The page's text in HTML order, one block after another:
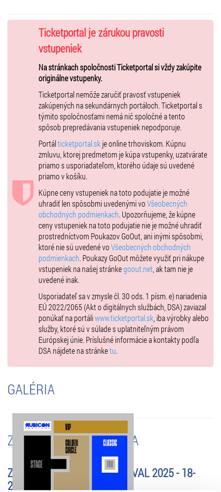
🎤 LINE UP 2025:
Ken Carson
Sheck Wes
Kontrafakt
Astralkid22
Dollar Prync
Raphael
Patrik Rivier
Erik Tresor
Laris Diam
ďalšie mená už čoskoro
🎟️ VSTUPENKY:
Informácie o jednotlivých kategóriách a spustení predaja budú
zverejnenéčoskoro.
vstupom.
Zlatá vstupenka:
Umožňuje vstup do exkluzívnej zóny priamo pod pódiom a poskytuje
skorší vstup do areálu, aby ste si zabezpečili najlepšie miesto.
VIP vstupenka:
Ticketportal je zárukou pravosti
vstupeniek
Na stránkach spoločnosti Ticketportal si vždy zakúpite
originálne vstupenky.
Ticketportal nemôže zaručiť pravosť vstupeniek
zakúpených na sekundárnych portáloch. Ticketportal s
týmito spoločnosťami nemá nič spoločné a tento
spôsob prepredávania vstupeniek nepodporuje.
Portálticketportal.sk je online trhoviskom. Kúpnu
zmluvu, ktorej predmetom je kúpa vstupenky, uzatvárate
priamo s usporiadateľom, ktorého údaje sú uvedené
priamo v košíku.
Kúpne ceny vstupeniek na toto podujatie je možné
uhradiť len spôsobmi uvedenými voVšeobecných
obchodných podmienkach. Upozorňujeme, že kúpne
ceny vstupeniek na toto podujatie nie je možné uhradiť
prostredníctvom Poukazov GoOut, ani inými spôsobmi,
ktoré nie sú uvedené voVšeobecných obchodných
podmienkach. Poukazy GoOut môžete využiť pri nákupe
vstupeniek na našej stránkegoout.net , ak tam nie je
uvedené inak.
Usporiadateľ sa v zmysle čl. 30 ods. 1 písm. e) nariadenia
EÚ 2022/2065 (Akt o digitálnych službách, DSA) zaviazal
ponúkať na portáliwww.ticketportal.sk , iba výrobky alebo
služby, ktoré sú v súlade s uplatniteľným právom
Európskej únie. Príslušné informácie a kontakty podľa
DSA nájdete na stránketu.
GALÉRIA
ZMENY A UPOZORNENIA
ZMENENÉ - RUBICON FESTIVAL 2025 - 18-
20.07.2025